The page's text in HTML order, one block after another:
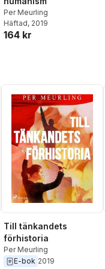
Per Meurling
Häftad, 2019
164 kr
Till tänkandets
förhistoria
Per Meurling
E-bok 2019